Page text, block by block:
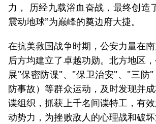
力， 历经九载浴血奋战，最终创造
震动地球”为巅峰的奠边府大捷。
在抗美救国战争时期，公安力量在
后方均建立了卓越功勋。北方地区
展"保密防谍"、"保卫治安"、"三防"
防事故）等群众运动，及时发现并
谍组织，抓获上千名间谍特工，有
动势力，为挫败敌人的心理战和破